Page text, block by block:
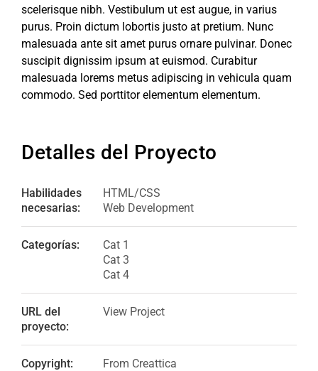
scelerisque nibh. Vestibulum ut est augue, in varius
purus. Proin dictum lobortis justo at pretium. Nunc
malesuada ante sit amet purus ornare pulvinar. Donec
suscipit dignissim ipsum at euismod. Curabitur
malesuada lorems metus adipiscing in vehicula quam
commodo. Sed porttitor elementum elementum.
Detalles del Proyecto
Habilidades
necesarias:
HTML/CSS
Web Development
Categorías:
Cat 1
Cat 3
Cat 4
URL del
proyecto:
View Project
Copyright: From Creattica